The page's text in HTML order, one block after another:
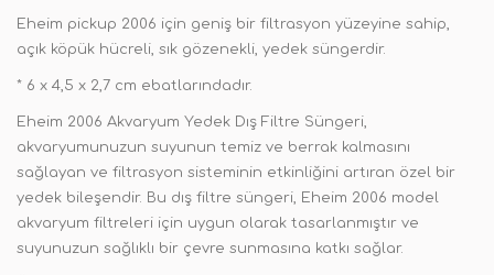
Eheim pickup 2006 için geniş bir filtrasyon yüzeyine sahip,
açık köpük hücreli, sık gözenekli, yedek süngerdir.
* 6 x 4,5 x 2,7 cm ebatlarındadır.
Eheim 2006 Akvaryum Yedek Dış Filtre Süngeri,
akvaryumunuzun suyunun temiz ve berrak kalmasını
sağlayan ve filtrasyon sisteminin etkinliğini artıran özel bir
yedek bileşendir. Bu dış filtre süngeri, Eheim 2006 model
akvaryum filtreleri için uygun olarak tasarlanmıştır ve
suyunuzun sağlıklı bir çevre sunmasına katkı sağlar.